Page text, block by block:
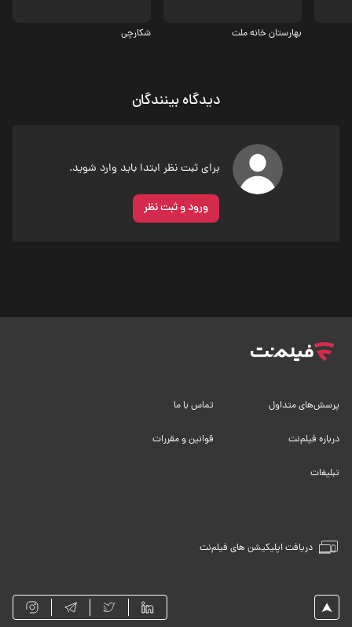
بهارستان خانه ملت
دیدگاه بینندگان
برای ثبت نظر ابتدا باید وارد شوید.
ورود و ثبت نظر
دریافت اپلیکیشن های فیلم‌نت
پرسش‌های متداول تماس با ما
درباره فیلم‌نت قوانین و مقررات
تبلیغات